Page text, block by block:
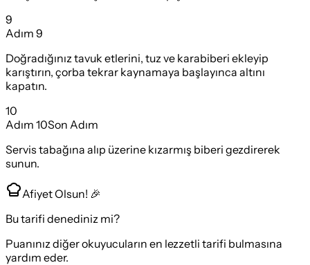
9
Adım 9
Doğradığınız tavuk etlerini, tuz ve karabiberi ekleyip
karıştırın, çorba tekrar kaynamaya başlayınca altını
kapatın.
10
Adım 10Son Adım
Servis tabağına alıp üzerine kızarmış biberi gezdirerek
sunun.
Afiyet Olsun! 🎉
Bu tarifi denediniz mi?
Puanınız diğer okuyucuların en lezzetli tarifi bulmasına
yardım eder.